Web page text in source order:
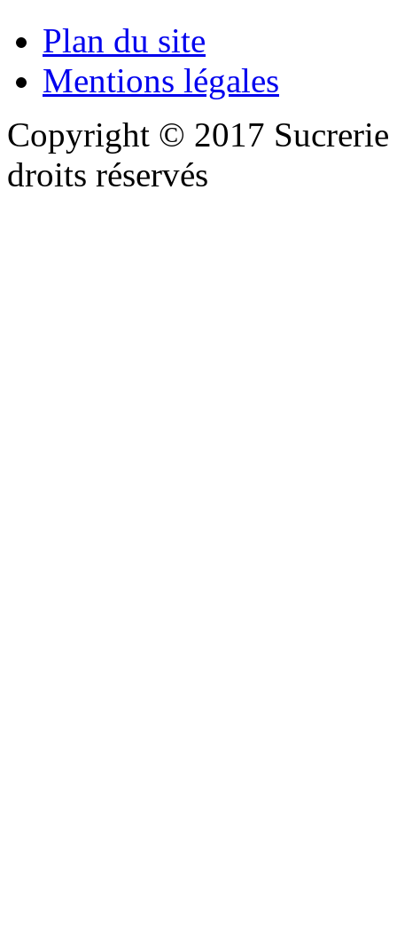
Plan du site
Mentions légales
Copyright © 2017
droits réservés